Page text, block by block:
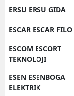
ERSU ERSU GIDA
ESCAR ESCAR FILO
ESCOM ESCORT
TEKNOLOJI
ESEN ESENBOGA
ELEKTRIK